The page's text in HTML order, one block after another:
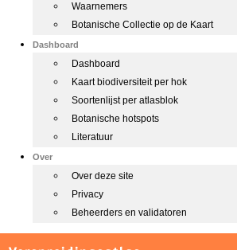
Waarnemers
Botanische Collectie op de Kaart
Dashboard
Dashboard
Kaart biodiversiteit per hok
Soortenlijst per atlasblok
Botanische hotspots
Literatuur
Over
Over deze site
Privacy
Beheerders en validatoren